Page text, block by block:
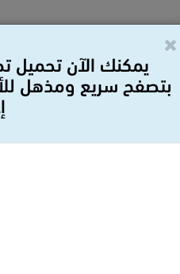
يمكنك الآن تحميل
بتصفح سريع ومذهل